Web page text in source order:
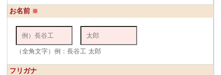
お名前 ※
（全角文字）例：長谷工 太郎
フリガナ